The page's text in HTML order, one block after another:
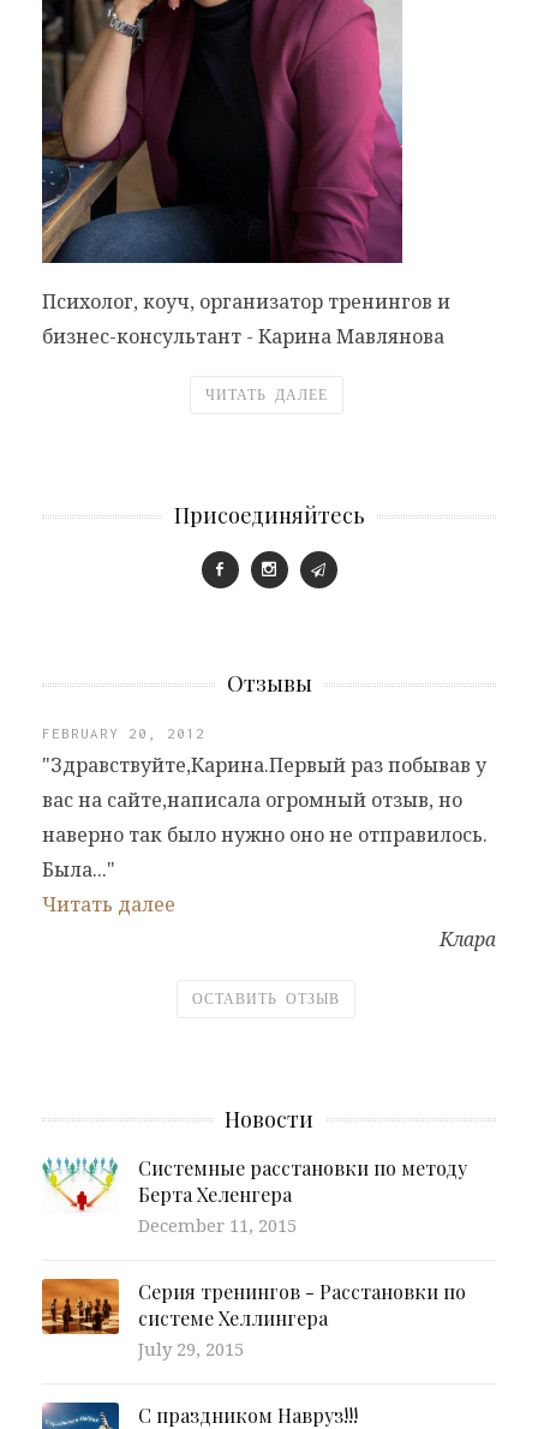
Психолог, коуч, организатор тренингов и
бизнес-консультант - Карина Мавлянова
ЧИТАТЬ ДАЛЕЕ
Присоединяйтесь
Отзывы
FEBRUARY 20, 2012
"Здравствуйте,Карина.Первый раз побывав у
вас на сайте,написала огромный отзыв, но
наверно так было нужно оно не отправилось.
Была..."
Читать далее
Клара
ОСТАВИТЬ ОТЗЫВ
Новости
Системные расстановки по методу
Берта Хеленгера
December 11, 2015
Серия тренингов - Расстановки по
системе Хеллингера
July 29, 2015
С праздником Навруз!!!